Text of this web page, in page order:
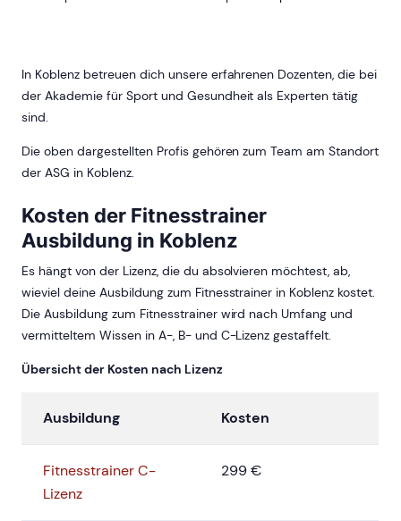
In Koblenz betreuen dich unsere erfahrenen Dozenten, die bei
der Akademie für Sport und Gesundheit als Experten tätig
sind.
Die oben dargestellten Profis gehören zum Team am Standort
der ASG in Koblenz.
Kosten der Fitnesstrainer
Ausbildung in Koblenz
Es hängt von der Lizenz, die du absolvieren möchtest, ab,
wieviel deine Ausbildung zum Fitnesstrainer in Koblenz kostet.
Die Ausbildung zum Fitnesstrainer wird nach Umfang und
vermitteltem Wissen in A-, B- und C-Lizenz gestaffelt.
Übersicht der Kosten nach Lizenz
Ausbildung Kosten
Fitnesstrainer C-
Lizenz
299 €